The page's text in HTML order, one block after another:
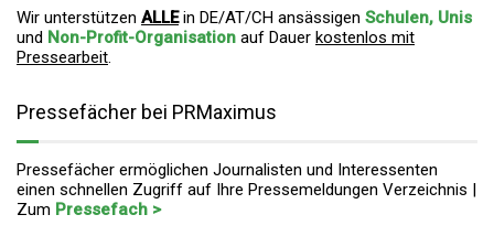
Wir unterstützen ALLEin DE/AT/CH ansässigen Schulen, Unis
und Non-Profit-Organisation auf Dauer kostenlos mit
Pressearbeit.
Pressefächer bei PRMaximus
Pressefächer ermöglichen Journalisten und Interessenten
einen schnellen Zugriff auf Ihre Pressemeldungen Verzeichnis |
Zum Pressefach >